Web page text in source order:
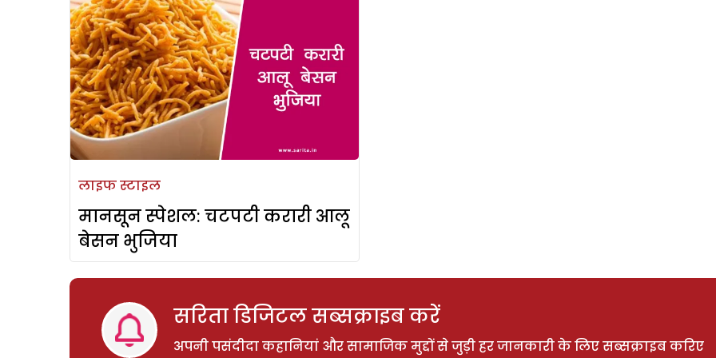
लाइफ स्टाइल
मानसून स्पेशल: चटपटी करारी आलू
बेसन भुजिया
सरिता डिजिटल सब्सक्राइब करें
अपनी पसंदीदा कहानियां और सामाजिक मुद्दों से जुड़ी हर जानकारी के लिए सब्सक्राइब करिए